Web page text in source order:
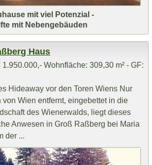
mit viel Potenzial -
mit Nebengebäuden
Haus
1.950.000,- Wohnfläche: 309,30 m² - GF:
Hideaway vor den Toren Wiens Nur
von Wien entfernt, eingebettet in die
des Wienerwalds, liegt dieses
Anwesen in Groß Raßberg bei Maria
der ...